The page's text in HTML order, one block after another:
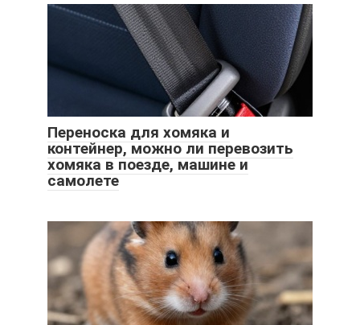
Переноска для хомяка и
контейнер, можно ли перевозить
хомяка в поезде, машине и
самолете